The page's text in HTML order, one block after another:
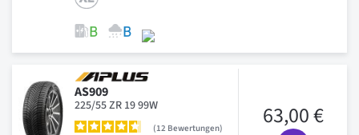
AS909
225/55 ZR 19 99W
12 Bewertungen 63,00 €